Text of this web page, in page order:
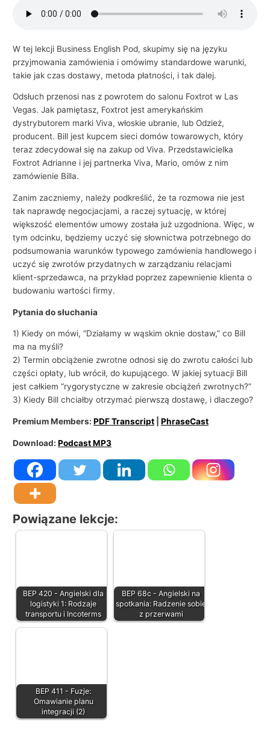
W tej lekcji Business English Pod, skupimy się na języku
przyjmowania zamówienia i omówimy standardowe warunki,
takie jak czas dostawy, metoda płatności, i tak dalej.
Odsłuch przenosi nas z powrotem do salonu Foxtrot w Las
Vegas. Jak pamiętasz, Foxtrot jest amerykańskim
dystrybutorem marki Viva, włoskie ubranie, lub Odzież,
producent. Bill jest kupcem sieci domów towarowych, który
teraz zdecydował się na zakup od Viva. Przedstawicielka
Foxtrot Adrianne i jej partnerka Viva, Mario, omów z nim
zamówienie Billa.
Zanim zaczniemy, należy podkreślić, że ta rozmowa nie jest
tak naprawdę negocjacjami, a raczej sytuację, w której
większość elementów umowy została już uzgodniona. Więc, w
tym odcinku, będziemy uczyć się słownictwa potrzebnego do
podsumowania warunków typowego zamówienia handlowego i
uczyć się zwrotów przydatnych w zarządzaniu relacjami
klient-sprzedawca, na przykład poprzez zapewnienie klienta o
budowaniu wartości firmy.
Pytania do słuchania
1) Kiedy on mówi, “Działamy w wąskim oknie dostaw,” co Bill
ma na myśli?
2) Termin obciążenie zwrotne odnosi się do zwrotu całości lub
części opłaty, lub wrócił, do kupującego. W jakiej sytuacji Bill
jest całkiem “rygorystyczne w zakresie obciążeń zwrotnych?”
3) Kiedy Bill chciałby otrzymać pierwszą dostawę, i dlaczego?
Premium Members:PDF Transcript |PhraseCast
Download:Podcast MP3
Powiązane lekcje:
BEP 420 - Angielski dla
logistyki 1: Rodzaje
transportu i Incoterms
BEP 68c - Angielski na
spotkania: Radzenie sobie
z przerwami
BEP 411 - Fuzje:
Omawianie planu
integracji (2)
l
s
k
i
e
g
o
w
b
i
z
n
e
s
i
e